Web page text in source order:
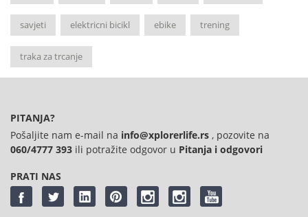
savjeti elektricni bicikl ebike trening
traka za trcanje
PITANJA?
Pošaljite nam e-mail na info@xplorerlife.rs , pozovite na
060/4777 393 ili potražite odgovor u Pitanja i odgovori
PRATI NAS